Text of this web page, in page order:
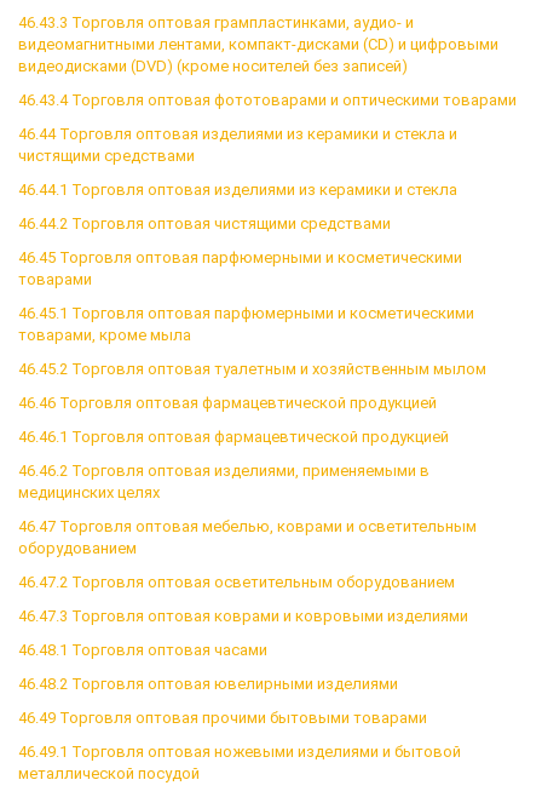
46.43.3 Торговля оптовая грампластинками, аудио- и
видеомагнитными лентами, компакт-дисками (CD) и цифровыми
видеодисками (DVD) (кроме носителей без записей)
46.43.4 Торговля оптовая фототоварами и оптическими товарами
46.44 Торговля оптовая изделиями из керамики и стекла и
чистящими средствами
46.44.1 Торговля оптовая изделиями из керамики и стекла
46.44.2 Торговля оптовая чистящими средствами
46.45 Торговля оптовая парфюмерными и косметическими
товарами
46.45.1 Торговля оптовая парфюмерными и косметическими
товарами, кроме мыла
46.45.2 Торговля оптовая туалетным и хозяйственным мылом
46.46 Торговля оптовая фармацевтической продукцией
46.46.1 Торговля оптовая фармацевтической продукцией
46.46.2 Торговля оптовая изделиями, применяемыми в
медицинских целях
46.47 Торговля оптовая мебелью, коврами и осветительным
оборудованием
46.47.2 Торговля оптовая осветительным оборудованием
46.47.3 Торговля оптовая коврами и ковровыми изделиями
46.48.1 Торговля оптовая часами
46.48.2 Торговля оптовая ювелирными изделиями
46.49 Торговля оптовая прочими бытовыми товарами
46.49.1 Торговля оптовая ножевыми изделиями и бытовой
металлической посудой